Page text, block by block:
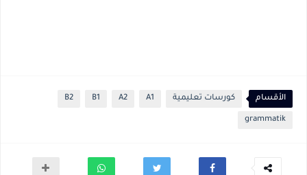
الأقسام كورسات تعليمية A1
A2
B1
B2
grammatik